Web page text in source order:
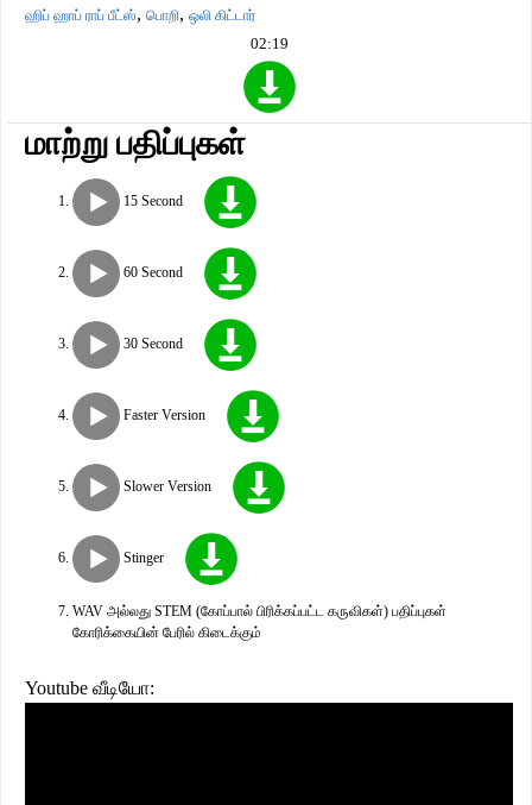
ஹிப் ஹாப் ராப் பீட்ஸ், பொறி, ஒலி கிட்டார்
02:19
மாற்று பதிப்புகள்
15 Second
60 Second
30 Second
Faster Version
Slower Version
Stinger
WAV அல்லது STEM (கோப்பால் பிரிக்கப்பட்ட கருவிகள்) பதிப்புகள்
கோரிக்கையின் பேரில் கிடைக்கும்
Youtube வீடியோ: